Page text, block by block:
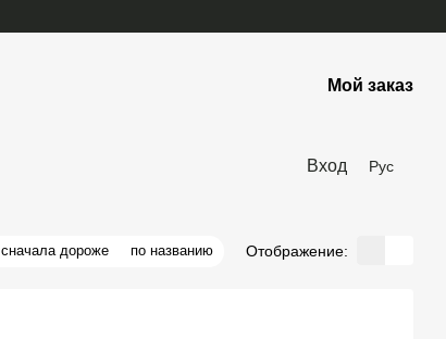
Мой заказ
Вход Рус
сначала дороже по названию Отображение: